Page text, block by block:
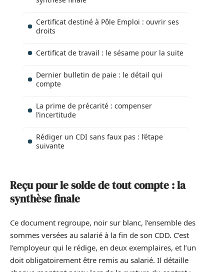
Certificat destiné à Pôle Emploi : ouvrir ses
droits
Certificat de travail : le sésame pour la suite
Dernier bulletin de paie : le détail qui
compte
La prime de précarité : compenser
l’incertitude
Rédiger un CDI sans faux pas : l’étape
suivante
Reçu pour le solde de tout compte : la
synthèse finale
Ce document regroupe, noir sur blanc, l’ensemble des
sommes versées au salarié à la fin de son CDD. C’est
l’employeur qui le rédige, en deux exemplaires, et l’un
doit obligatoirement être remis au salarié. Il détaille